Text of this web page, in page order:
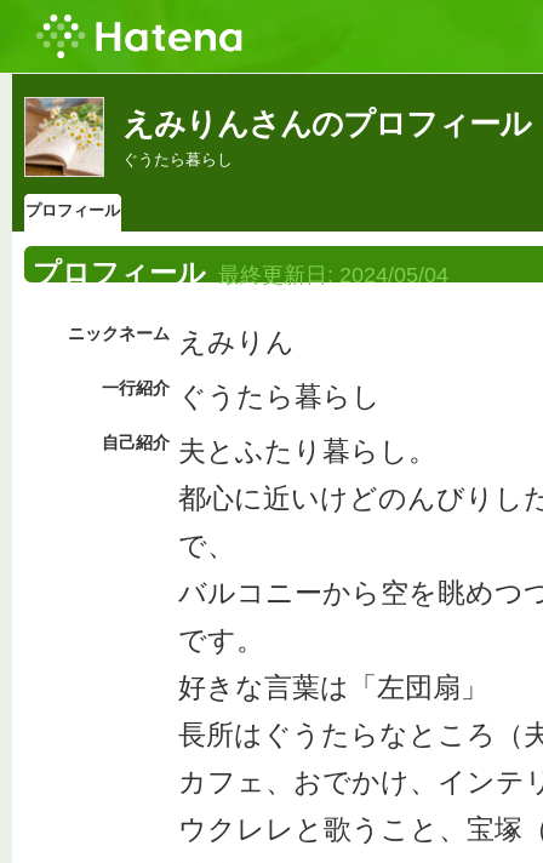
えみりんさんのプロフィール
ぐうたら暮らし
プロフィール
プロフィール 最終更新日: 2024/05/04
ニックネーム えみりん
一行紹介 ぐうたら暮らし
自己紹介 夫とふたり暮らし。
都心に近いけどのんびりし
で、
バルコニーから空を眺めつ
です。
好きな言葉は「左団扇」
長所はぐうたらなところ（
カフェ、おでかけ、インテ
ウクレレと歌うこと、宝塚